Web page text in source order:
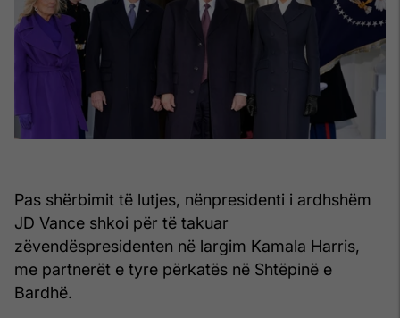
Pas shërbimit të lutjes, nënpresidenti i ardhshëm
JD Vance shkoi për të takuar
zëvendëspresidenten në largim Kamala Harris,
me partnerët e tyre përkatës në Shtëpinë e
Bardhë.